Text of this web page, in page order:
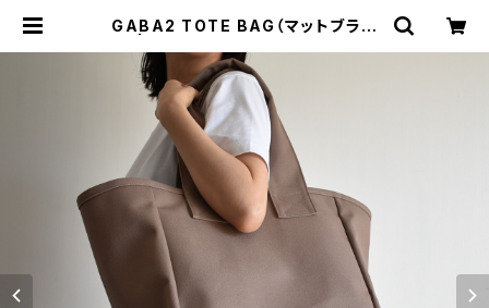
GABA2 TOTE BAG（マットブラウ
メ トリップ）ONLINE STORE